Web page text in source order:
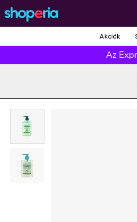
Élelmiszer
Népszerű márkák
Népszerű keresések
leukoplast
Akciók
Az